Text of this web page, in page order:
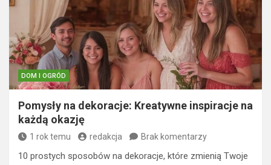
DOM I OGRÓD
Pomysły na dekoracje: Kreatywne inspiracje na
każdą okazję
1 rok temu redakcja Brak komentarzy
10 prostych sposobów na dekoracje, które zmienią Twoje